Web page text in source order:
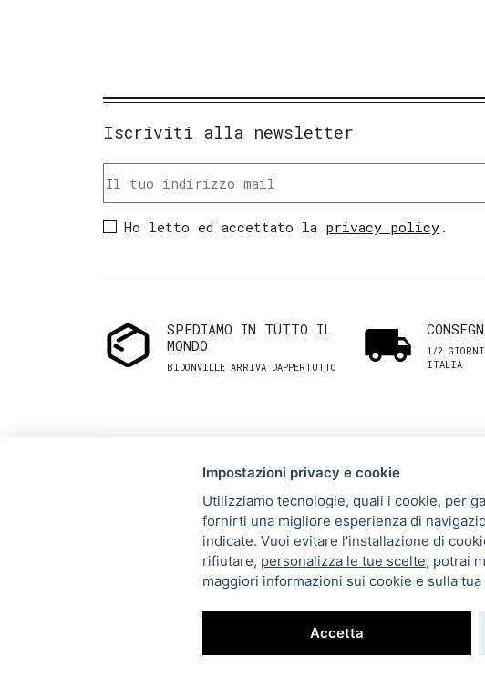
Iscriviti alla newsletter
Ho letto ed accettato la privacy policy.
SPEDIAMO IN TUTTO IL
MONDO
BIDONVILLE ARRIVA DAPPERTUTTO
1/2
ITALIA
Via Melo 224/a, Bari, Italy,
+39 080 990 5699
P.IVA: 05921860721
Uomo
Donna
Brand
Tutti i
Impostazioni privacy e cookie
Utilizziamo tecnologie, quali i cookie, per
fornirti una migliore esperienza di
indicate. Vuoi evitare l'installazione di
rifiutare, personalizza le tue scelte; potrai
maggiori informazioni sui cookie e sulla
Accetta